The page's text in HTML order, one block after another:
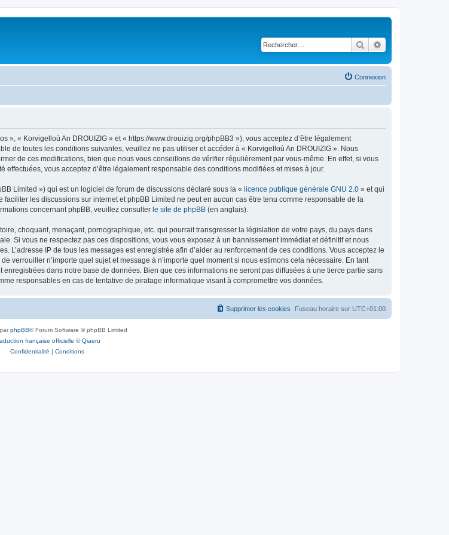
Rechercher
Connexion
», « Korvigelloù An DROUIZIG » et « https://www.drouizig.org/phpBB3 »), vous acceptez d’être légalement
de toutes les conditions suivantes, veuillez ne pas utiliser et accéder à « Korvigelloù An DROUIZIG ». Nous
de ces modifications, bien que nous vous conseillons de vérifier régulièrement par vous-même. En effet, si vous
vous acceptez d’être légalement responsable des conditions modifiées et mises à jour.
Limited ») qui est un logiciel de forum de discussions déclaré sous la « licence publique générale GNU 2.0 » et qui
les discussions sur internet et phpBB Limited ne peut en aucun cas être tenu comme responsable de la
concernant phpBB, veuillez consulter le site de phpBB (en anglais).
choquant, menaçant, pornographique, etc. qui pourrait transgresser la législation de votre pays, du pays dans
Si vous ne respectez pas ces dispositions, vous vous exposez à un bannissement immédiat et définitif et nous
L’adresse IP de tous les messages est enregistrée afin d’aider au renforcement de ces conditions. Vous acceptez le
verrouiller n’importe quel sujet et message à n’importe quel moment si nous estimons cela nécessaire. En tant
dans notre base de données. Bien que ces informations ne seront pas diffusées à une tierce partie sans
responsables en cas de tentative de piratage informatique visant à compromettre vos données.
Fuseau horaire sur UTC+01:00
Supprimer les cookies
phpBB® Forum Software © phpBB Limited
française officielle ©Qiaeru
Confidentialité | Conditions